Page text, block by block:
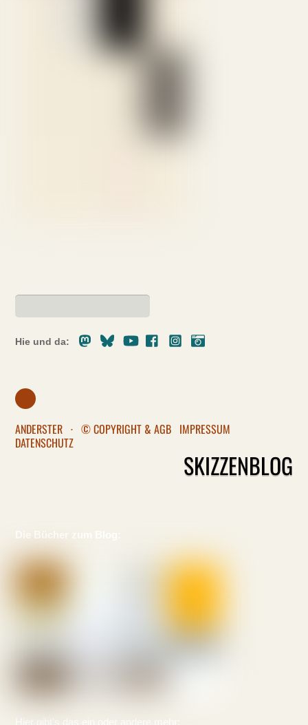
Hie und da:
MastodonBlueskyYoutubeFacebookInstagram
ANDERSTER · © COPYRIGHT & AGB IMPRESSUM
DATENSCHUTZ
SKIZZENBLOG
Die Bücher zum Blog:
Hier gibt's das ein oder andere mehr: